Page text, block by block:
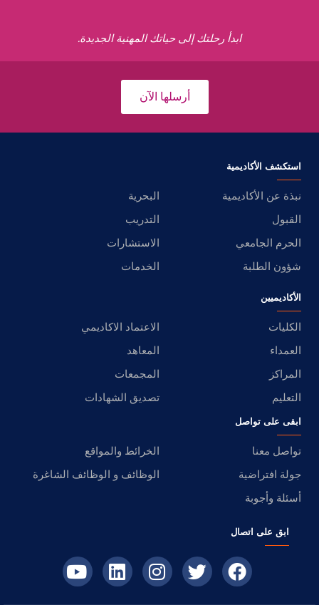
ابدأ رحلتك إلى حياتك المهنية الجديدة.
أرسلها الآن
استكشف الأكاديمية
نبذة عن الأكاديمية
البحرية
القبول
التدريب
الحرم الجامعي
الاستشارات
شؤون الطلبة
الخدمات
الأكاديميين
الكليات
الاعتماد الاكاديمي
العمداء
المعاهد
المراكز
المجمعات
التعليم
تصديق الشهادات
ابقى على تواصل
تواصل معنا
الخرائط والمواقع
جولة افتراضية
الوظائف و الوظائف الشاغرة
أسئلة وأجوبة
ابق على اتصال